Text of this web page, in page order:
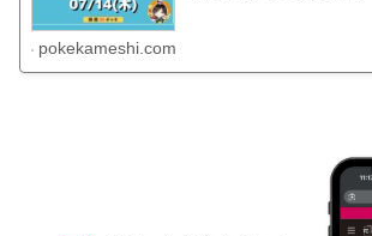
pokekameshi.com